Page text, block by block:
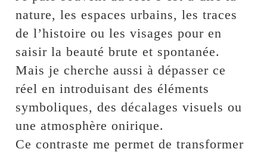
nature, les espaces urbains, les traces
de l’histoire ou les visages pour en
saisir la beauté brute et spontanée.
Mais je cherche aussi à dépasser ce
réel en introduisant des éléments
symboliques, des décalages visuels ou
une atmosphère onirique.
Ce contraste me permet de transformer